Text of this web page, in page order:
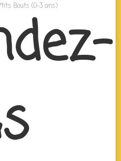
Bouts (0-3 ans)